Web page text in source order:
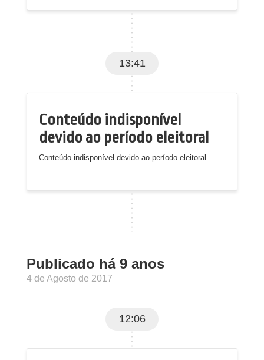
13:41
Conteúdo indisponível
devido ao período eleitoral
Conteúdo indisponível devido ao período eleitoral
Publicado há 9 anos
4 de Agosto de 2017
12:06